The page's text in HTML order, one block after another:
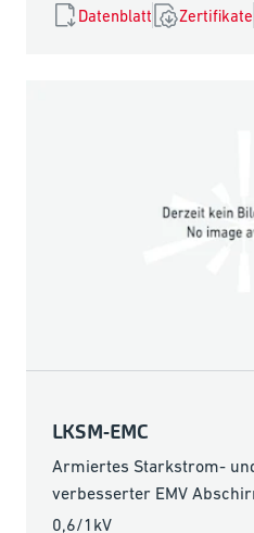
Datenblatt Zertifikate
LKSM-EMC
Armiertes Starkstrom-
verbesserter EMV
0,6/1kV